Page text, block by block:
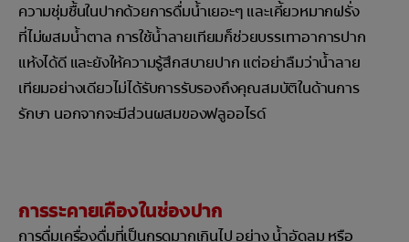
ความชุ่มชื้นในปากด้วยการดื่มน้ำเยอะๆ และเคี้ยวหมากฝรั่ง
ที่ไม่ผสมน้ำตาล การใช้น้ำลายเทียมก็ช่วยบรรเทาอาการปาก
แห้งได้ดี และยังให้ความรู้สึกสบายปาก แต่อย่าลืมว่าน้ำลาย
เทียมอย่างเดียวไม่ได้รับการรับรองถึงคุณสมบัติในด้านการ
รักษา นอกจากจะมีส่วนผสมของฟลูออไรด์
การระคายเคืองในช่องปาก
การดื่มเครื่องดื่มที่เป็นกรดมากเกินไป อย่าง น้ำอัดลม หรือ